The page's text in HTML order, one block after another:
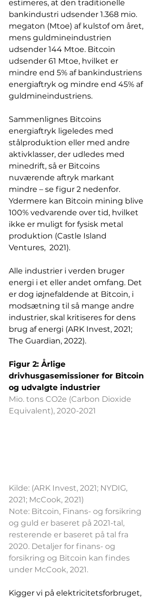
estimeres, at den traditionelle
bankindustri udsender 1.368 mio.
megaton (Mtoe) af kulstof om året,
mens guldmineindustrien
udsender 144 Mtoe. Bitcoin
udsender 61 Mtoe, hvilket er
mindre end 5% af bankindustriens
energiaftryk og mindre end 45% af
guldmineindustriens.
Sammenlignes Bitcoins
energiaftryk ligeledes med
stålproduktion eller med andre
aktivklasser, der udledes med
minedrift, så er Bitcoins
nuværende aftryk markant
mindre – se figur 2 nedenfor.
Ydermere kan Bitcoin mining blive
100% vedvarende over tid, hvilket
ikke er muligt for fysisk metal
produktion (Castle Island
Ventures,  2021).
Alle industrier i verden bruger
energi i et eller andet omfang. Det
er dog iøjnefaldende at Bitcoin, i
modsætning til så mange andre
industrier, skal kritiseres for dens
brug af energi (ARK Invest, 2021;
The Guardian, 2022).
Figur 2: Årlige
drivhusgasemissioner for Bitcoin
og udvalgte industrier
Mio. tons CO2e (Carbon Dioxide
Equivalent), 2020-2021
Kilde: (ARK Invest, 2021; NYDIG,
2021; McCook, 2021)
Note: Bitcoin, Finans- og forsikring
og guld er baseret på 2021-tal,
resterende er baseret på tal fra
2020. Detaljer for finans- og
forsikring og Bitcoin kan findes
under McCook, 2021.
Kigger vi på elektricitetsforbruget,